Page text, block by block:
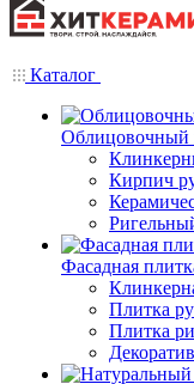
Каталог
Облицовочный
Кирпич
Фасадная
Плитка
Плитка